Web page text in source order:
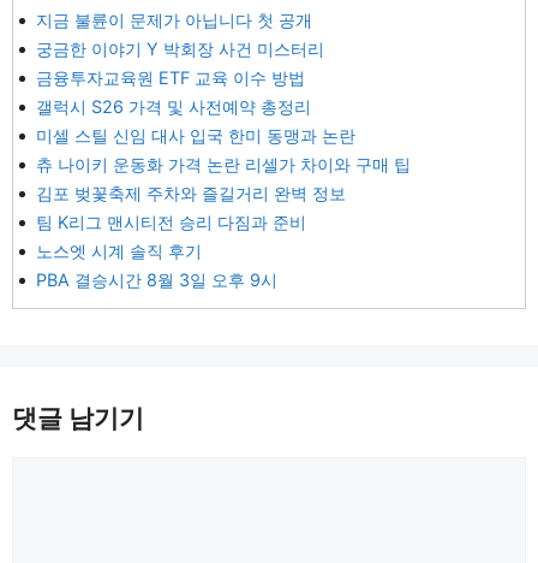
지금 불륜이 문제가 아닙니다 첫 공개
궁금한 이야기 Y 박회장 사건 미스터리
금융투자교육원 ETF 교육 이수 방법
갤럭시 S26 가격 및 사전예약 총정리
미셀 스틸 신임 대사 입국 한미 동맹과 논란
츄 나이키 운동화 가격 논란 리셀가 차이와 구매 팁
김포 벚꽃축제 주차와 즐길거리 완벽 정보
팀 K리그 맨시티전 승리 다짐과 준비
노스엣 시계 솔직 후기
PBA 결승시간 8월 3일 오후 9시
댓글 남기기